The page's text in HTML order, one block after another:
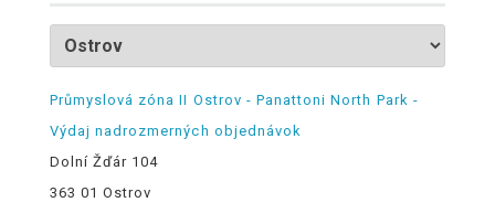
Průmyslová zóna II Ostrov - Panattoni North Park -
Výdaj nadrozmerných objednávok
Dolní Žďár 104
363 01 Ostrov